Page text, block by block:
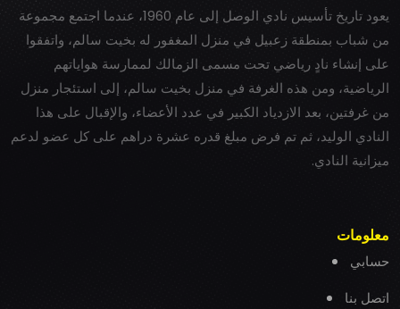
يعود تاريخ تأسيس نادي الوصل إلى عام 1960، عندما اجتمع مجموعة
من شباب بمنطقة زعبيل في منزل المغفور له بخيت سالم، واتفقوا
على إنشاء نادٍ رياضي تحت مسمى الزمالك لممارسة هواياتهم
الرياضية، ومن هذه الغرفة في منزل بخيت سالم، إلى استئجار منزل
من غرفتين، بعد الازدياد الكبير في عدد الأعضاء، والإقبال على هذا
النادي الوليد، ثم تم فرض مبلغ قدره عشرة دراهم على كل عضو لدعم
ميزانية النادي.
معلومات
حسابي
اتصل بنا